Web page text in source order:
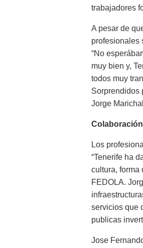
trabajadores
A pesar de
profesionales
“No
muy bien y,
todos muy
Sorprendidos
Jorge
Los
“Tenerife ha
cultura, forma
FEDOLA.
servicios que
publicas
Jose